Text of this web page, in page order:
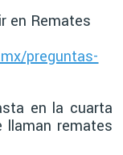
en Remates
preguntas-
en la cuarta
remates